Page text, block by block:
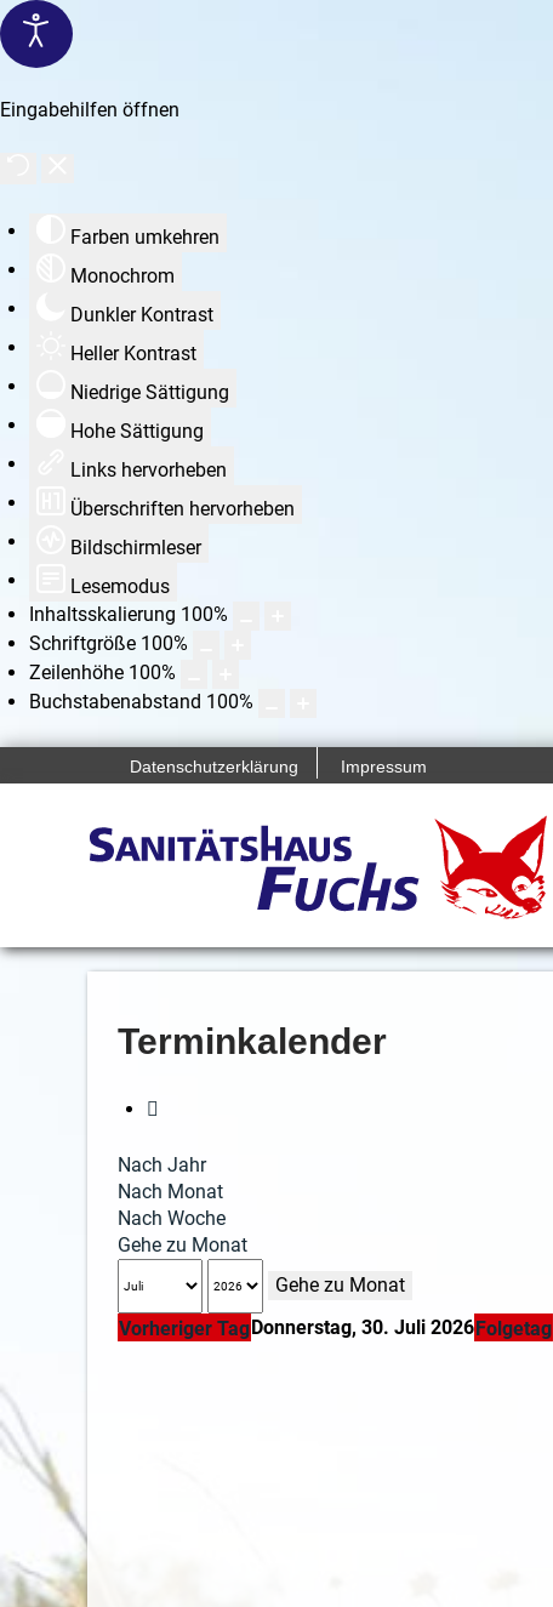
Eingabehilfen öffnen
Farben umkehren
Monochrom
Dunkler Kontrast
Heller Kontrast
Niedrige Sättigung
Hohe Sättigung
Links hervorheben
Überschriften hervorheben
Bildschirmleser
Lesemodus
Inhaltsskalierung 100%
Schriftgröße 100%
Zeilenhöhe 100%
Buchstabenabstand 100%
Datenschutzerklärung Impressum
Terminkalender
Nach Jahr
Nach Monat
Nach Woche
Gehe zu Monat
Gehe zu Monat
Vorheriger TagDonnerstag, 30. Juli 2026Folgetag